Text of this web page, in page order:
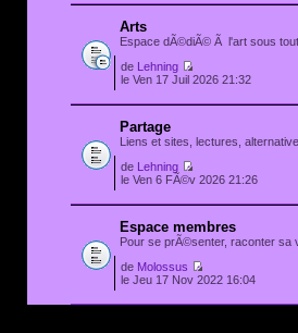
Arts
Espace dÃ©diÃ© Ã l'art sous
de
Lehning
le Ven 17 Juil 2026 21:32
Partage
Liens et sites, lectures,
de
Lehning
le Ven 6 FÃ©v 2026 21:26
Espace membres
Pour se prÃ©senter, raconter sa
de Molossus
le Jeu 17 Nov 2022 16:04